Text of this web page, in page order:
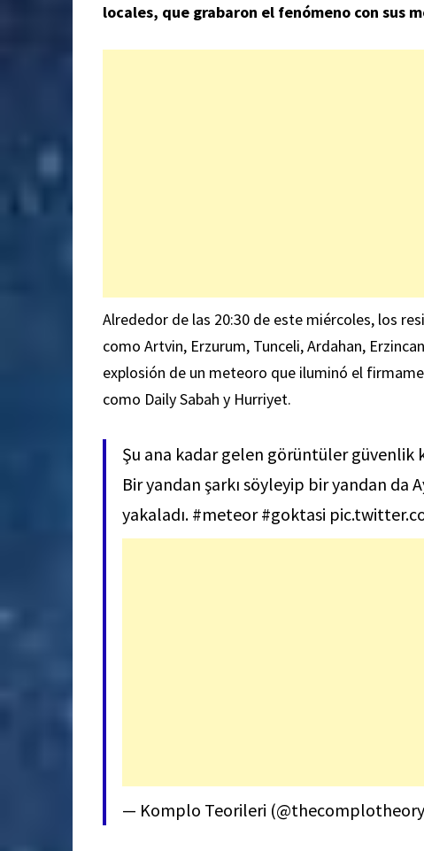
locales, que grabaron el fenómeno con sus
Alrededor de las 20:30 de este miércoles, los
como Artvin, Erzurum, Tunceli, Ardahan,
explosión de un meteoro que iluminó el
como Daily Sabah y Hurriyet.
Şu ana kadar gelen görüntüler
Bir yandan şarkı söyleyip bir yandan da
yakaladı. #meteor #goktasi
— Komplo Teorileri